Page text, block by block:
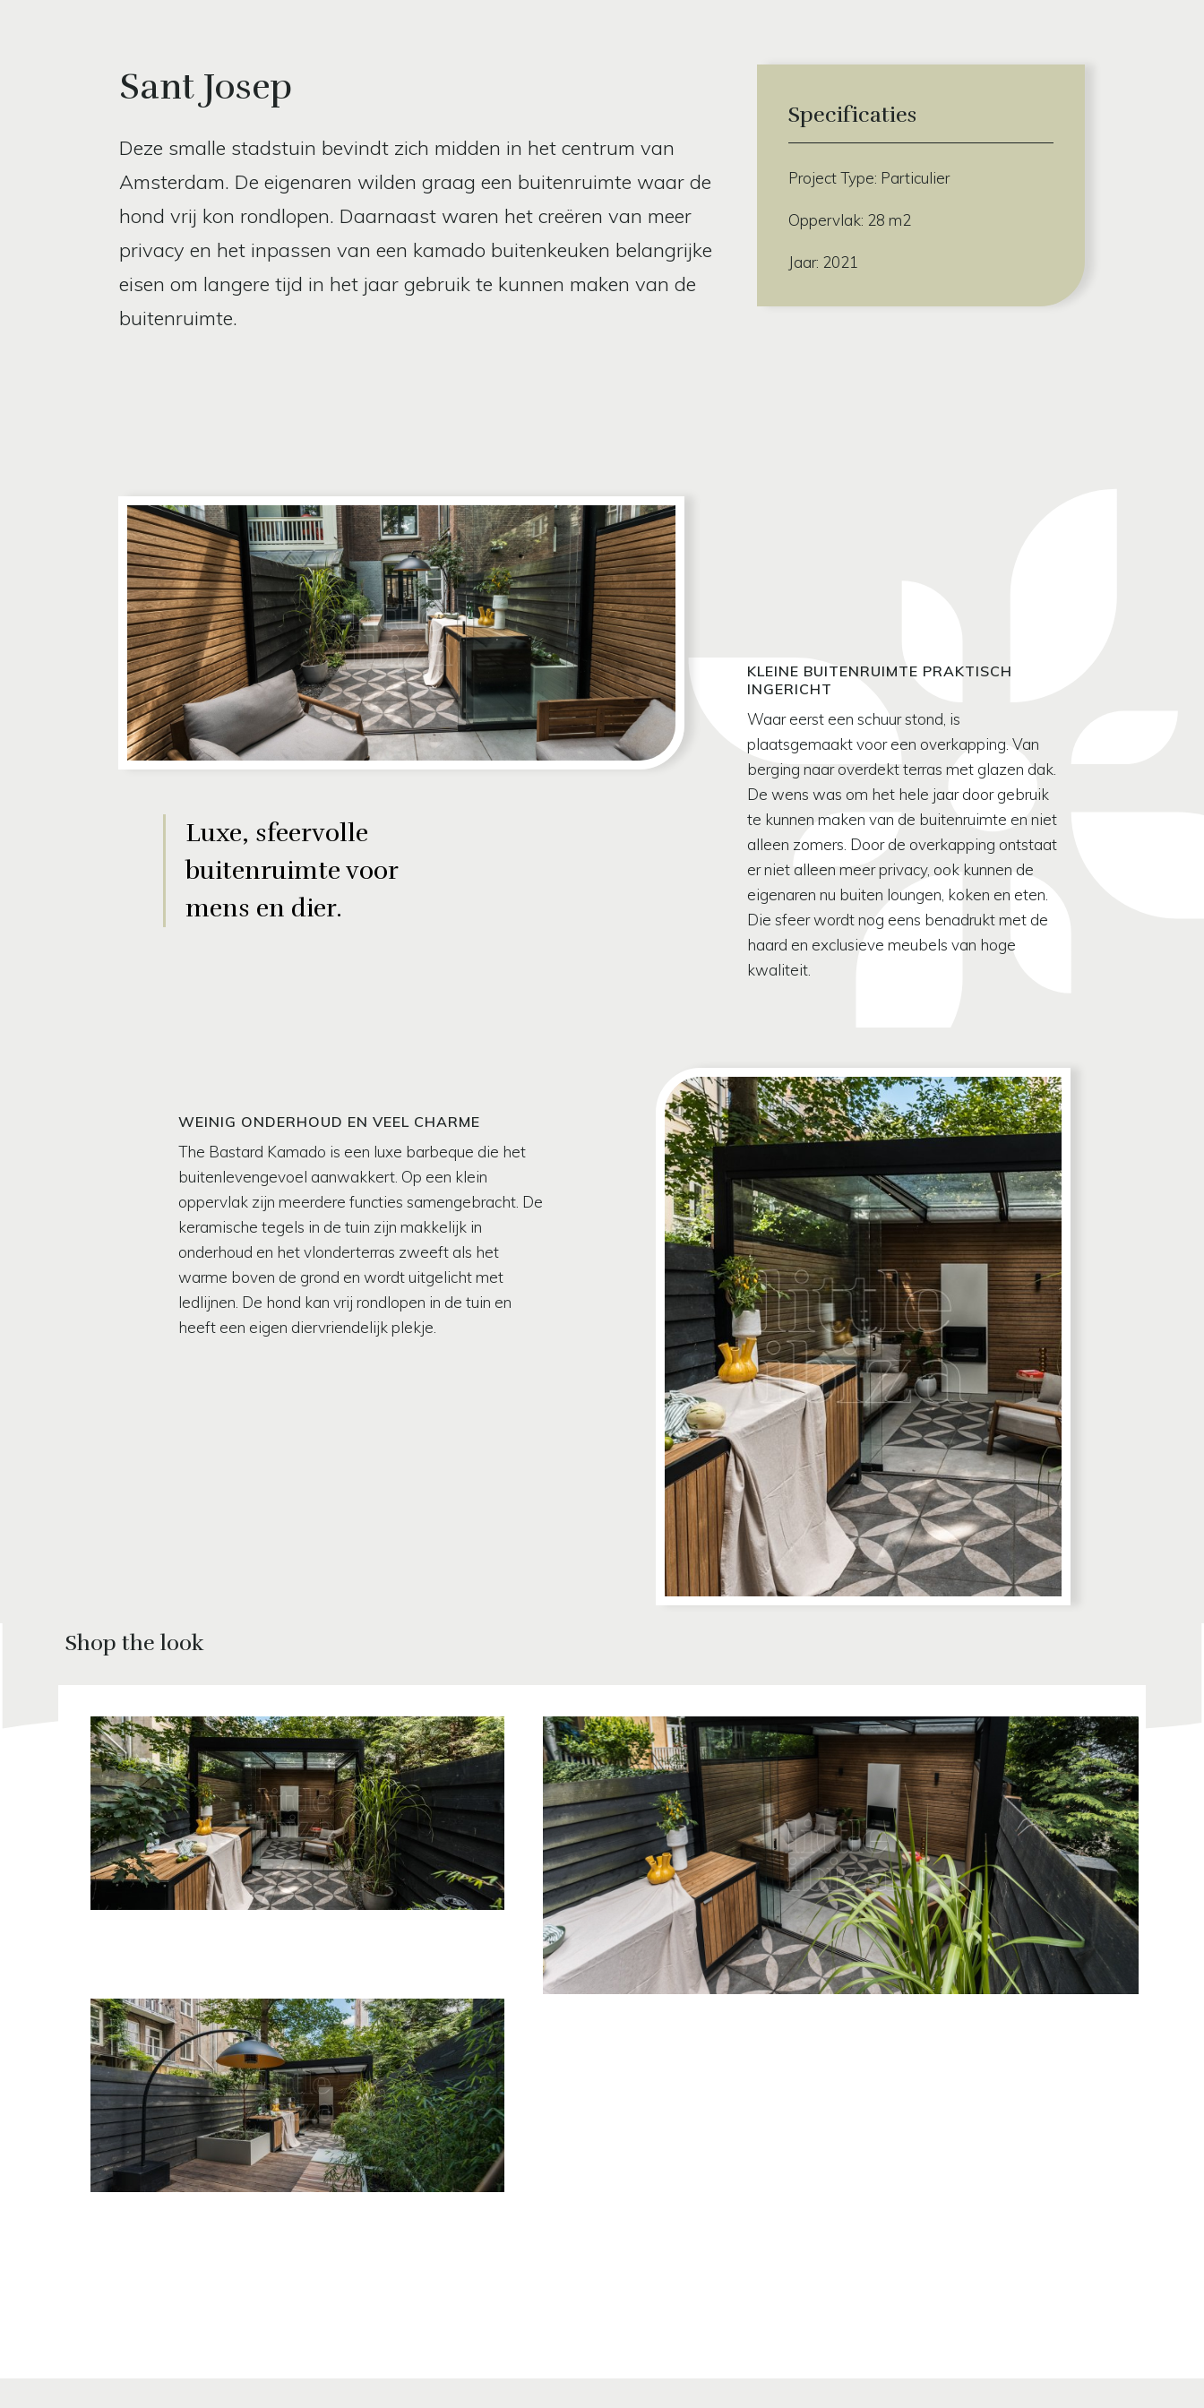
Sant Josep
Deze smalle stadstuin bevindt zich midden in het centrum van
Amsterdam. De eigenaren wilden graag een buitenruimte waar de
hond vrij kon rondlopen. Daarnaast waren het creëren van meer
privacy en het inpassen van een kamado buitenkeuken belangrijke
eisen om langere tijd in het jaar gebruik te kunnen maken van de
buitenruimte.
Specificaties
Project Type: Particulier
Oppervlak: 28 m2
Jaar: 2021
Luxe, sfeervolle
buitenruimte voor
mens en dier.
KLEINE BUITENRUIMTE PRAKTISCH
INGERICHT
Waar eerst een schuur stond, is
plaatsgemaakt voor een overkapping. Van
berging naar overdekt terras met glazen dak.
De wens was om het hele jaar door gebruik
te kunnen maken van de buitenruimte en niet
alleen zomers. Door de overkapping ontstaat
er niet alleen meer privacy, ook kunnen de
eigenaren nu buiten loungen, koken en eten.
Die sfeer wordt nog eens benadrukt met de
haard en exclusieve meubels van hoge
kwaliteit.
WEINIG ONDERHOUD EN VEEL CHARME
The Bastard Kamado is een luxe barbeque die het
buitenlevengevoel aanwakkert. Op een klein
oppervlak zijn meerdere functies samengebracht. De
keramische tegels in de tuin zijn makkelijk in
onderhoud en het vlonderterras zweeft als het
warme boven de grond en wordt uitgelicht met
ledlijnen. De hond kan vrij rondlopen in de tuin en
heeft een eigen diervriendelijk plekje.
Shop the look